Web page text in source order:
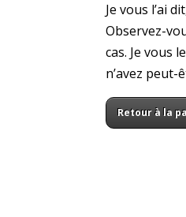
Je vous l’ai
Observez-
cas. Je vous
n’avez peut-
Retour à la